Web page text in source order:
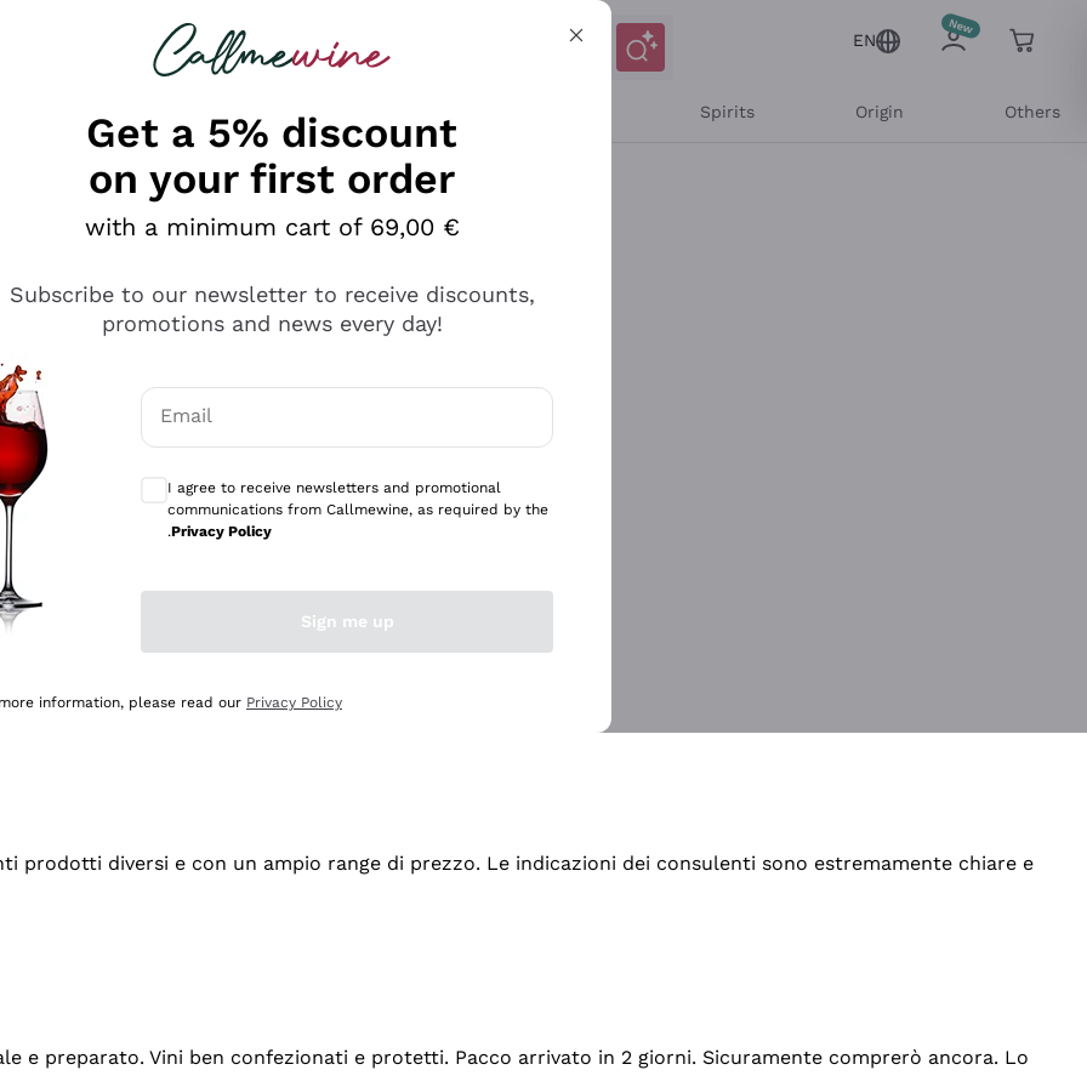
looking for
EN
Spirits Origin Others
professionalità
diversi e con un ampio range di prezzo. Le indicazioni dei consulenti sono estremamente chiare e
e preparato. Vini ben confezionati e protetti. Pacco arrivato in 2 giorni. Sicuramente comprerò ancora. Lo
Get a 5% discount
on your first order
with a minimum cart of 69,00 €
Subscribe to our newsletter to receive discounts,
promotions and news every day!
Email
I agree to receive newsletters and promotional
communications from Callmewine, as required by the
.Privacy Policy
Sign me up
information, please read our Privacy Policy